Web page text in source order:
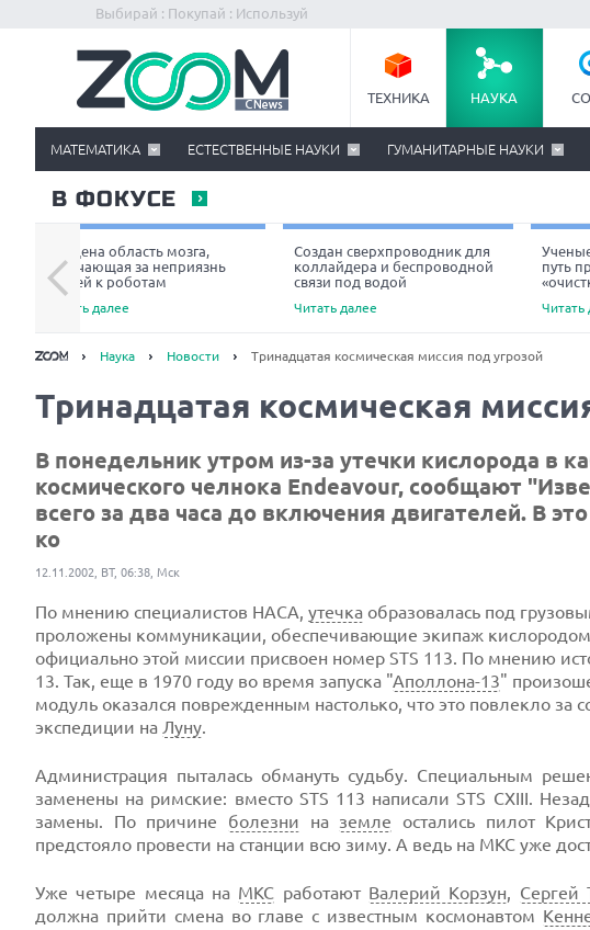
Выбирай : Покупай : Используй
ТЕХНИКА НАУКА
МАТЕМАТИКА ЕСТЕСТВЕННЫЕ НАУКИ ГУМАНИТАРНЫЕ НАУКИ
В ФОКУСЕ
Найдена область мозга,
отвечающая за неприязнь
людей к роботам
Читать далее
Создан сверхпроводник для
коллайдера и беспроводной
связи под водой
Читать далее
путь
Читать
Наука Новости Тринадцатая космическая миссия под угрозой
Тринадцатая космическая
В понедельник утром из-за утечки кислорода в
космического челнока Endeavour, сообщают
всего за два часа до включения двигателей. В
ко
12.11.2002, ВТ, 06:38, Мск
По мнению специалистов НАСА, утечка образовалась под
проложены коммуникации, обеспечивающие экипаж кислородом
официально этой миссии присвоен номер STS 113. По мнению
13. Так, еще в 1970 году во время запуска "Аполлона-13"
модуль оказался поврежденным настолько, что это повлекло за
экспедиции на Луну.
Администрация пыталась обмануть судьбу. Специальным
заменены на римские: вместо STS 113 написали STS CXIII.
замены. По причине болезни на земле остались пилот
предстояло провести на станции всю зиму. А ведь на МКС уже
Уже четыре месяца на МКС работают Валерий Корзун, Сергей
должна прийти смена во главе с известным космонавтом